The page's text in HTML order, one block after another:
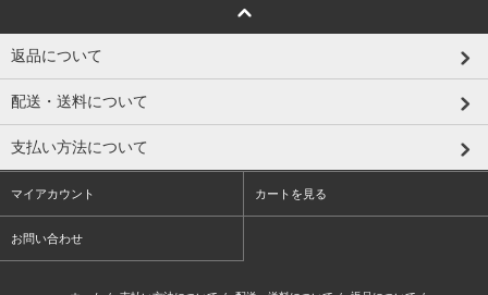
返品について
配送・送料について
支払い方法について
マイアカウント カートを見る
お問い合わせ